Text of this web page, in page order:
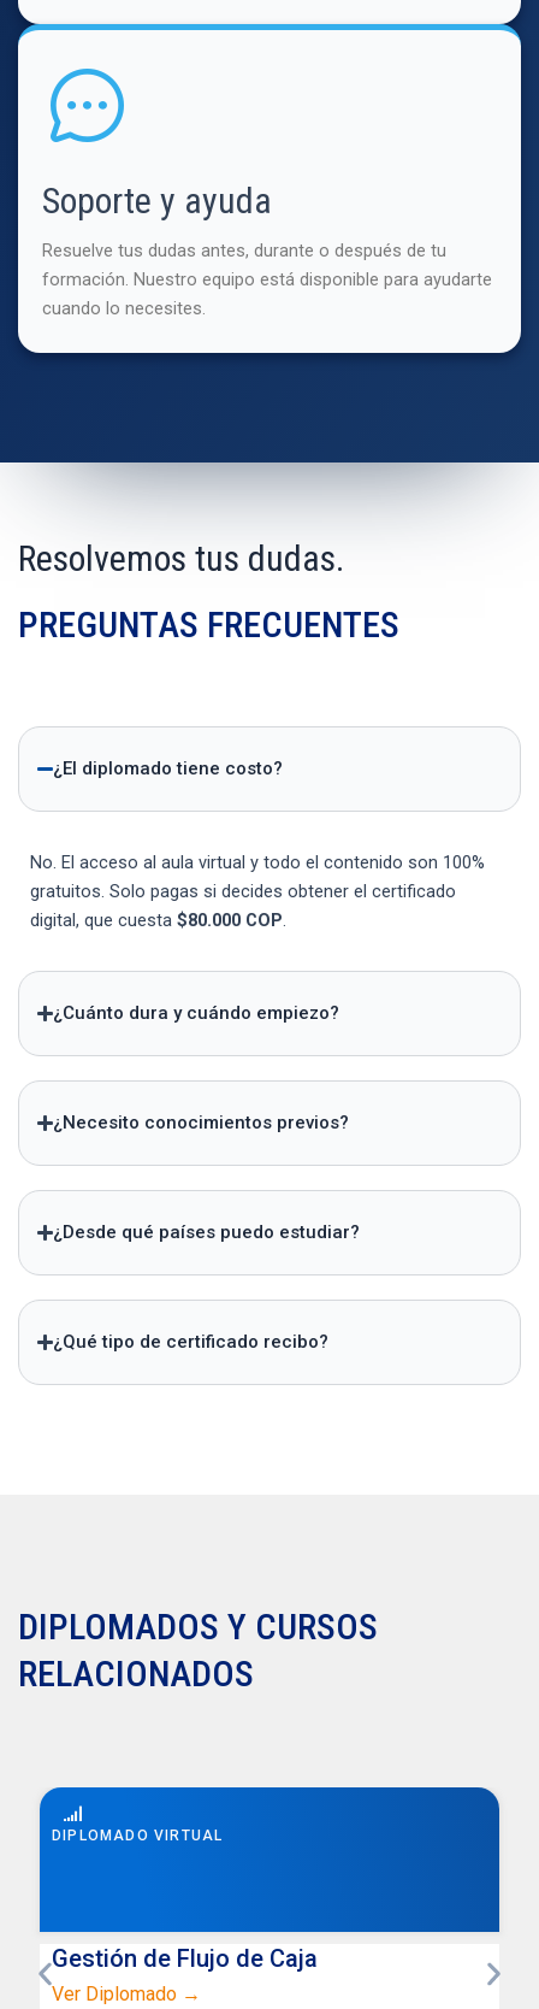
Soporte y ayuda
Resuelve tus dudas antes, durante o después de tu
formación. Nuestro equipo está disponible para ayudarte
cuando lo necesites.
Resolvemos tus dudas.
PREGUNTAS FRECUENTES
¿El diplomado tiene costo?
No. El acceso al aula virtual y todo el contenido son 100%
gratuitos. Solo pagas si decides obtener el certificado
digital, que cuesta $80.000 COP.
¿Cuánto dura y cuándo empiezo?
¿Necesito conocimientos previos?
¿Desde qué países puedo estudiar?
¿Qué tipo de certificado recibo?
DIPLOMADOS Y CURSOS
RELACIONADOS
DIPLOMADO VIRTUAL
Gestión de Flujo de Caja
Ver Diplomado →